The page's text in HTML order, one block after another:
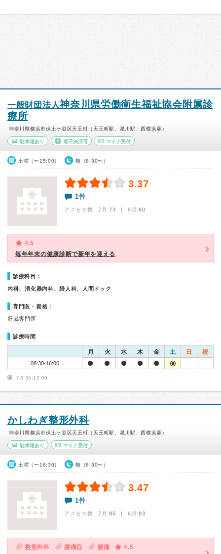
一般財団法人神奈川県労働衛生福祉協会附属診
療所
神奈川県横浜市保土ケ谷区天王町（天王町駅、星川駅、西横浜駅）
駐車場あり 電子決済可 マイナ受付
土曜（〜15:00） 朝（8:30〜）
3.37
1件
アクセス数 7月:73 | 6月:60
4.5
毎年年末の健康診断で新年を迎える
診療科目：
内科、消化器内科、婦人科、人間ドック
専門医・資格：
肝臓専門医
診療時間
月 火 水 木 金 土 日 祝
08:30-16:00
08:30-15:00
かしわぎ整形外科
神奈川県横浜市保土ケ谷区天王町（天王町駅、星川駅、西横浜駅）
駐車場あり マイナ受付
土曜（〜16:30） 朝（8:30〜）
3.47
1件
アクセス数 7月:95 | 6月:93
整形外科 腰痛症 腰痛
4.5